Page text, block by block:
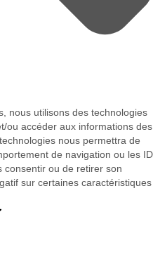
nous utilisons des technologies
ou accéder aux informations des
nous permettra de
de navigation ou les ID
consentir ou de retirer son
sur certaines caractéristiques